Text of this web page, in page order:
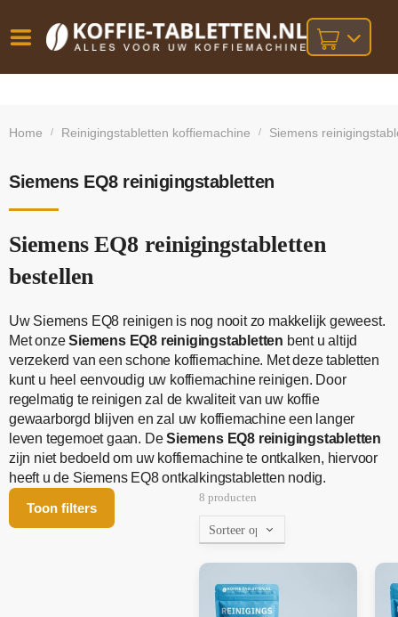
besteld,
bij orders
Home / Reinigingstabletten koffiemachine / Siemens
Siemens EQ8 reinigingstabletten
Siemens EQ8 reinigingstabletten
bestellen
Uw Siemens EQ8 reinigen is nog nooit zo makkelijk geweest.
Met onzeSiemens EQ8 reinigingstabletten bent u altijd
verzekerd van een schone koffiemachine. Met deze tabletten
kunt u heel eenvoudig uw koffiemachine reinigen. Door
regelmatig te reinigen zal de kwaliteit van uw koffie
gewaarborgd blijven en zal uw koffiemachine een langer
leven tegemoet gaan. DeSiemens EQ8 reinigingstabletten
zijn niet bedoeld om uw koffiemachine te ontkalken, hiervoor
heeft u de Siemens EQ8 ontkalkingstabletten nodig.
Toon filters
8 producten